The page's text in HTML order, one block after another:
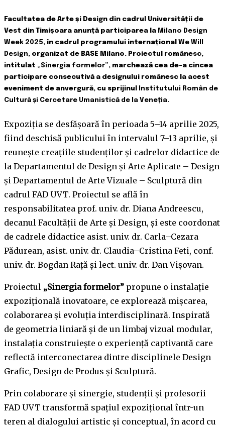
Facultatea de Arte și Design din cadrul Universității de
Vest din Timișoara anunță participarea la Milano Design
Week 2025, în cadrul programului internațional We Will
Design, organizat de BASE Milano. Proiectul românesc,
intitulat „Sinergia formelor”, marchează cea de-a cincea
participare consecutivă a designului românesc la acest
eveniment de anvergură, cu sprijinul
Institutului Român de
Cultură și Cercetare Umanistică de la Veneția.
Expoziția se desfășoară în perioada 5–14 aprilie 2025,
fiind deschisă publicului în intervalul 7–13 aprilie, și
reunește creațiile studenților și cadrelor didactice de
la Departamentul de Design și Arte Aplicate – Design
și Departamentul de Arte Vizuale – Sculptură din
cadrul FAD UVT. Proiectul se află în
responsabilitatea prof. univ. dr. Diana Andreescu,
decanul Facultății de Arte și Design, și este coordonat
de cadrele didactice asist. univ. dr. Carla–Cezara
Pădurean, asist. univ. dr. Claudia–Cristina Feti, conf.
univ. dr. Bogdan Raţă și lect. univ. dr. Dan Vişovan.
Proiectul „Sinergia formelor” propune o instalație
expozițională inovatoare, ce explorează mișcarea,
colaborarea și evoluția interdisciplinară. Inspirată
de geometria liniară și de un limbaj vizual modular,
instalația construiește o experiență captivantă care
reflectă interconectarea dintre disciplinele Design
Grafic, Design de Produs și Sculptură.
Prin colaborare și sinergie, studenții și profesorii
FAD UVT transformă spațiul expozițional într-un
teren al dialogului artistic și conceptual, în acord cu